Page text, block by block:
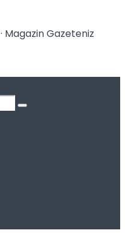
· Magazin Gazeteniz